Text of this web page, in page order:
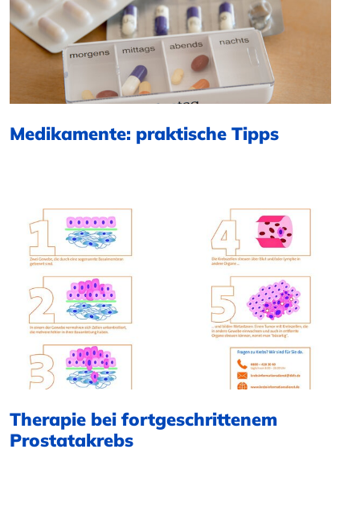
Medikamente: praktische Tipps
Therapie bei fortgeschrittenem
Prostatakrebs